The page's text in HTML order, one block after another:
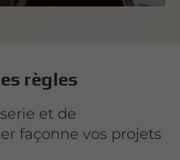
règles
et de
façonne vos projets